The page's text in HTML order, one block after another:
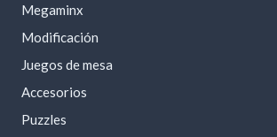
Megaminx
Modificación
Juegos de mesa
Accesorios
Puzzles